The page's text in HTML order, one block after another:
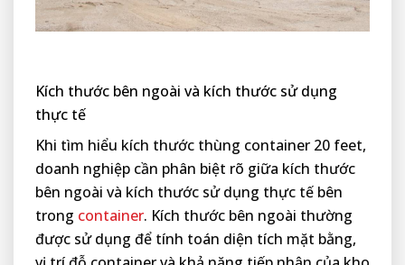
Kích thước bên ngoài và kích thước sử dụng
thực tế
Khi tìm hiểu kích thước thùng container 20 feet,
doanh nghiệp cần phân biệt rõ giữa kích thước
bên ngoài và kích thước sử dụng thực tế bên
trong container. Kích thước bên ngoài thường
được sử dụng để tính toán diện tích mặt bằng,